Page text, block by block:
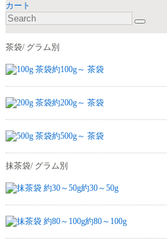
カート
茶袋/ グラム別
約100g～ 茶袋
約200g～ 茶袋
約500g～ 茶袋
抹茶袋/ グラム別
約30～50g
約80～100g